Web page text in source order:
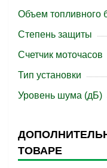
Объем топливного
Степень защиты
Счетчик моточасов
Тип установки
Уровень шума (дБ)
ТОВАРЕ